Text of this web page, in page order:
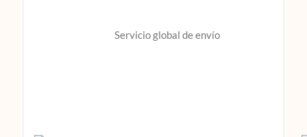
Servicio global de envío